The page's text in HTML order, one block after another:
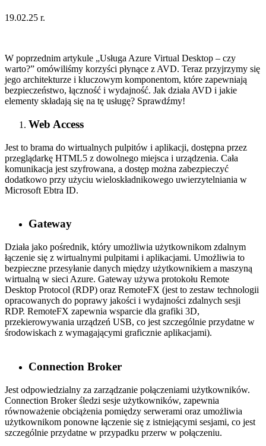
19.02.25 r.
W poprzednim artykule „Usługa Azure Virtual Desktop – czy
warto?” omówiliśmy korzyści płynące z AVD. Teraz przyjrzymy się
jego architekturze i kluczowym komponentom, które zapewniają
bezpieczeństwo, łączność i wydajność. Jak działa AVD i jakie
elementy składają się na tę usługę? Sprawdźmy!
Web Access
Jest to brama do wirtualnych pulpitów i aplikacji, dostępna przez
przeglądarkę HTML5 z dowolnego miejsca i urządzenia. Cała
komunikacja jest szyfrowana, a dostęp można zabezpieczyć
dodatkowo przy użyciu wieloskładnikowego uwierzytelniania w
Microsoft Ebtra ID.
Gateway
Działa jako pośrednik, który umożliwia użytkownikom zdalnym
łączenie się z wirtualnymi pulpitami i aplikacjami. Umożliwia to
bezpieczne przesyłanie danych między użytkownikiem a maszyną
wirtualną w sieci Azure. Gateway używa protokołu Remote
Desktop Protocol (RDP) oraz RemoteFX (jest to zestaw technologii
opracowanych do poprawy jakości i wydajności zdalnych sesji
RDP. RemoteFX zapewnia wsparcie dla grafiki 3D,
przekierowywania urządzeń USB, co jest szczególnie przydatne w
środowiskach z wymagającymi graficznie aplikacjami).
Connection Broker
Jest odpowiedzialny za zarządzanie połączeniami użytkowników.
Connection Broker śledzi sesje użytkowników, zapewnia
równoważenie obciążenia pomiędzy serwerami oraz umożliwia
użytkownikom ponowne łączenie się z istniejącymi sesjami, co jest
szczególnie przydatne w przypadku przerw w połączeniu.